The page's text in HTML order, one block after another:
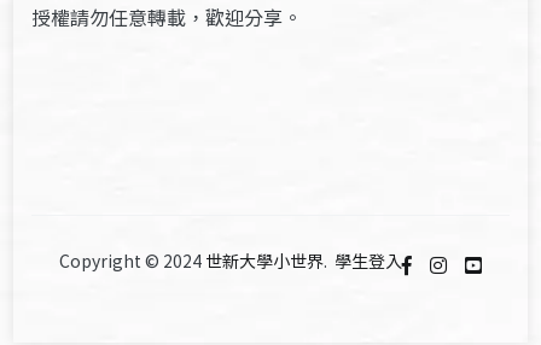
授權請勿任意轉載，歡迎分享。
Copyright © 2024 世新大學小世界. 學生登入